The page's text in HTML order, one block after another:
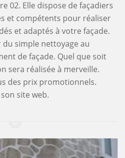
02. Elle dispose de façadiers
et compétents pour réaliser
et adaptés à votre façade.
simple nettoyage au
de façade. Quel que soit
sera réalisée à merveille.
des prix promotionnels.
site web.